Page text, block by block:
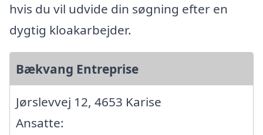
hvis du vil udvide din søgning efter en
dygtig kloakarbejder.
Bækvang Entreprise
Jørslevvej 12, 4653 Karise
Ansatte: